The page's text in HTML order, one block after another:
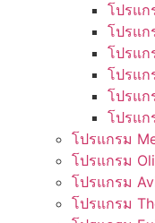
โปรแก
โปรแก
โปรแก
โปรแก
โปรแ
โปรแก
โปรแกรม
โปรแกรม
โปรแกรม
โปรแกรม